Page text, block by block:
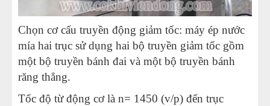
Chọn cơ cấu truyền động giảm tốc: máy ép nước
mía hai trục sử dụng hai bộ truyền giảm tốc gồm
một bộ truyền bánh đai và một bộ truyền bánh
răng thẳng.
Tốc độ từ động cơ là n= 1450 (v/p) đến trục